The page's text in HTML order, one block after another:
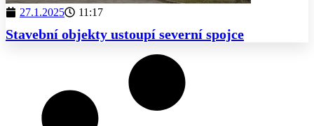
27.1.2025 11:17
Stavební objekty ustoupí severní spojce